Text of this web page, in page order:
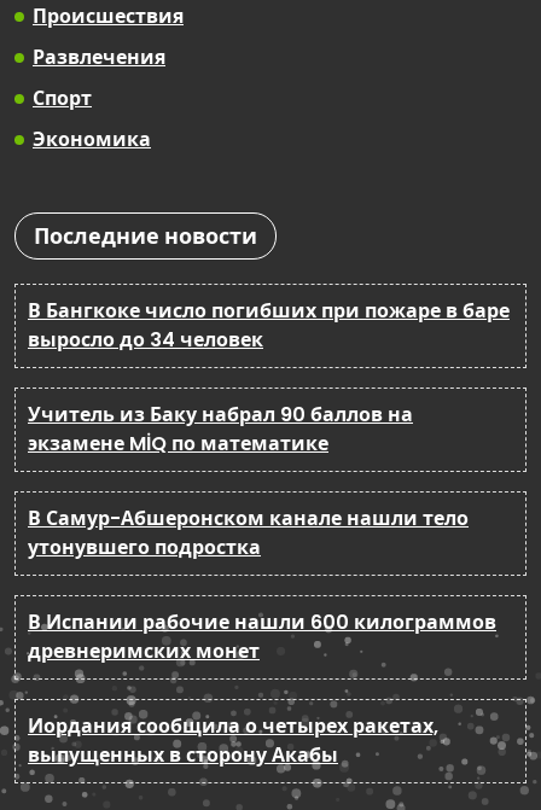
Происшествия
Развлечения
Спорт
Экономика
Последние новости
В Бангкоке число погибших при пожаре в баре
выросло до 34 человек
Учитель из Баку набрал 90 баллов на
экзамене MİQ по математике
В Самур-Абшеронском канале нашли тело
утонувшего подростка
В Испании рабочие нашли 600 килограммов
древнеримских монет
Иордания сообщила о четырех ракетах,
выпущенных в сторону Акабы